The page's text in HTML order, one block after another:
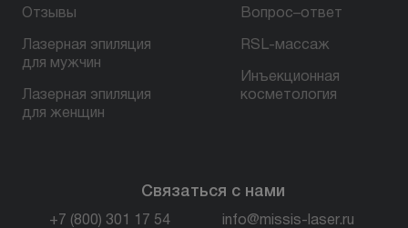
Отзывы
Лазерная эпиляция
для мужчин
Лазерная эпиляция
для женщин
Вопрос–ответ
RSL-массаж
Инъекционная
косметология
Связаться с нами
+7 (800) 301 17 54 info@missis-laser.ru